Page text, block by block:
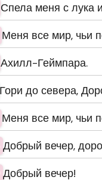
Спела меня с лука
Меня все мир, чьи
Ахилл-Геймпара.
Гори до севера,
Меня все мир, чьи
Добрый вечер,
Добрый вечер!